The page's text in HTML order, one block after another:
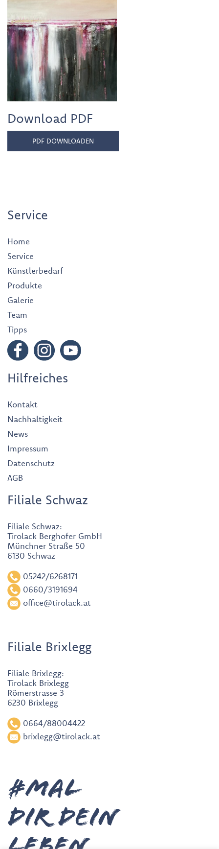
Download PDF
PDF DOWNLOADEN
Service
Home
Service
Künstlerbedarf
Produkte
Galerie
Team
Tipps
Hilfreiches
Kontakt
Nachhaltigkeit
News
Impressum
Datenschutz
AGB
Filiale Schwaz
Filiale Schwaz:
Tirolack Berghofer GmbH
Münchner Straße 50
6130 Schwaz
05242/6268171
0660/3191694
office@tirolack.at
Filiale Brixlegg
Filiale Brixlegg:
Tirolack Brixlegg
Römerstrasse 3
6230 Brixlegg
0664/88004422
brixlegg@tirolack.at
#MAL
DIR deiN